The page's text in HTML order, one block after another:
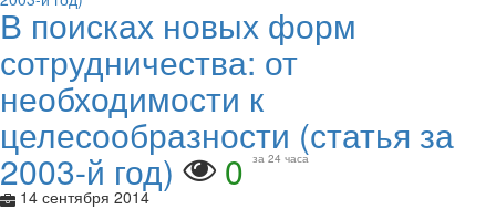
В поисках новых форм
сотрудничества: от
необходимости к
целесообразности (статья за
2003-й год) 0 за 24 часа
14 сентября 2014